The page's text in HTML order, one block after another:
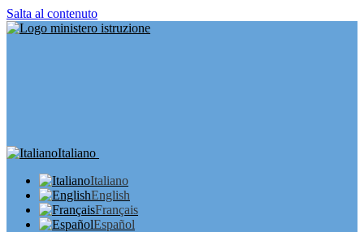
Salta al contenuto
Italiano
Italiano
English
Français
Español